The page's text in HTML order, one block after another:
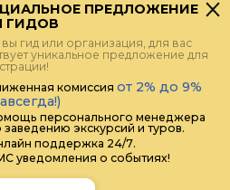
ПРЕДЛОЖЕНИЕ
ГИДОВ
гид или организация, для вас
уникальное предложение для
комиссия от 2% до 9%
персонального менеджера
заведению экскурсий и туров.
поддержка 24/7.
уведомления о событиях!